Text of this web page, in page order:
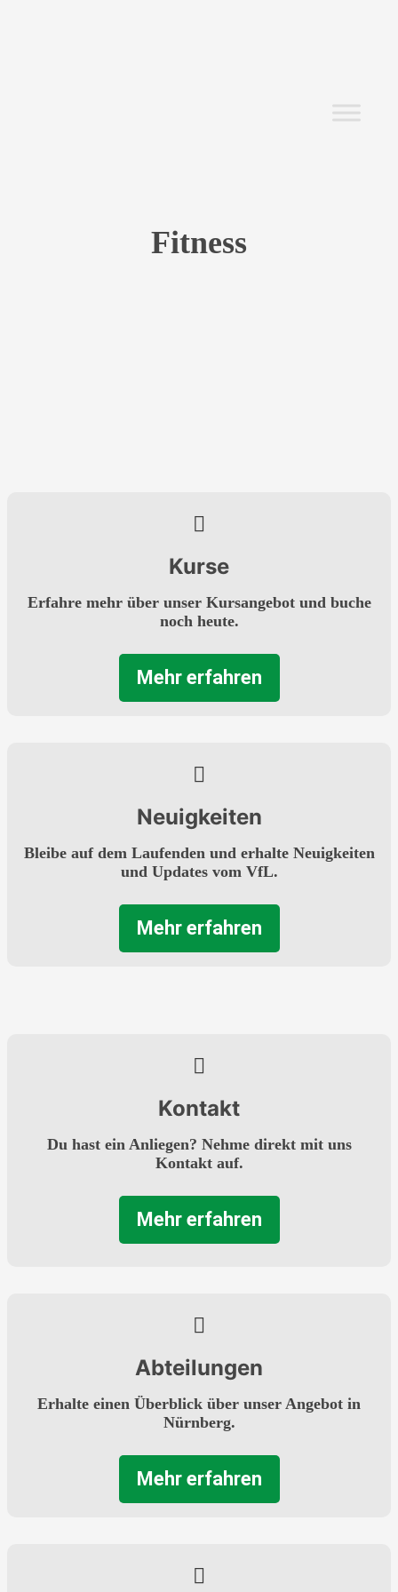
Fitness
Kurse
Erfahre mehr über unser Kursangebot und buche
noch heute.
Mehr erfahren
Neuigkeiten
Bleibe auf dem Laufenden und erhalte Neuigkeiten
und Updates vom VfL.
Mehr erfahren
Kontakt
Du hast ein Anliegen? Nehme direkt mit uns
Kontakt auf.
Mehr erfahren
Abteilungen
Erhalte einen Überblick über unser Angebot in
Nürnberg.
Mehr erfahren